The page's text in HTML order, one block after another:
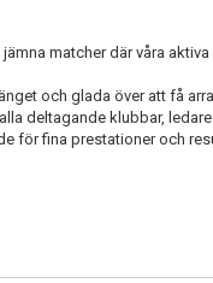
matcher där våra
och glada över att få
deltagande klubbar,
för fina prestationer och